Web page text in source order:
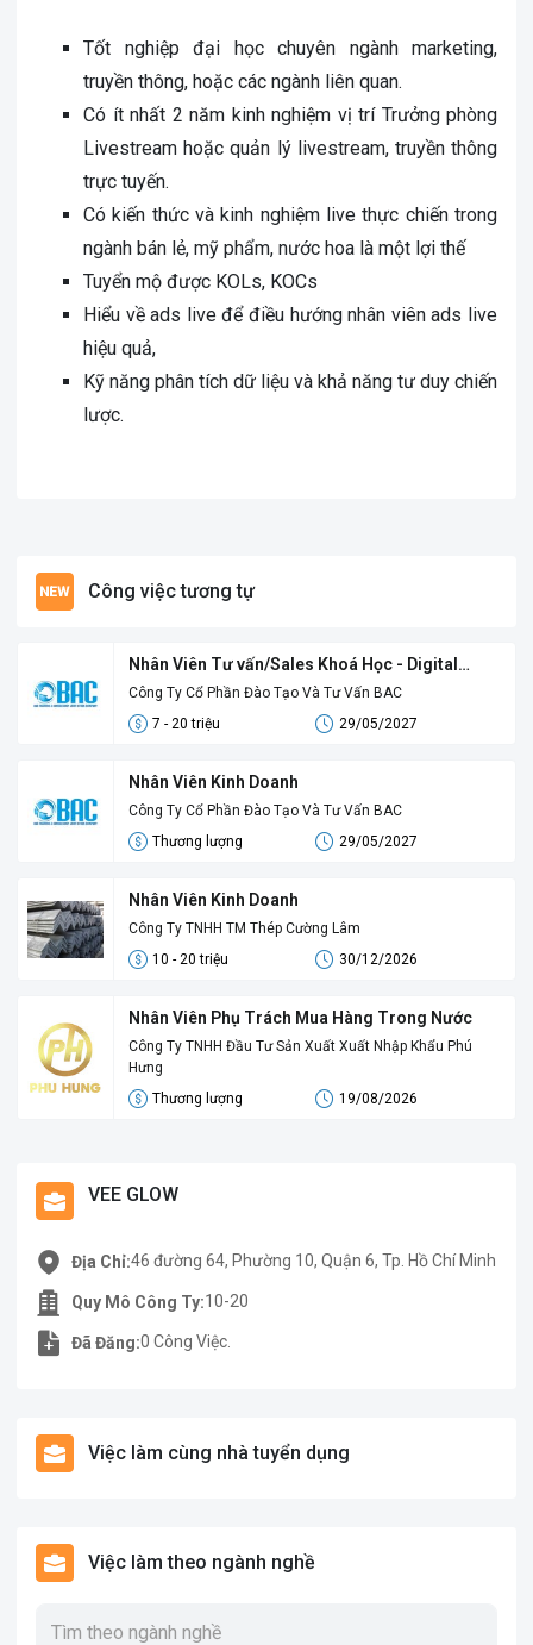
Tốt nghiệp đại học chuyên ngành marketing,
truyền thông, hoặc các ngành liên quan.
Có ít nhất 2 năm kinh nghiệm vị trí Trưởng phòng
Livestream hoặc quản lý livestream, truyền thông
trực tuyến.
Có kiến thức và kinh nghiệm live thực chiến trong
ngành bán lẻ, mỹ phẩm, nước hoa là một lợi thế
Tuyển mộ được KOLs, KOCs
Hiểu về ads live để điều hướng nhân viên ads live
hiệu quả,
Kỹ năng phân tích dữ liệu và khả năng tư duy chiến
lược.
Công việc tương tự
Nhân Viên Tư vấn/Sales Khoá Học - Digital
Sales
Công Ty Cổ Phần Đào Tạo Và Tư Vấn BAC
7 - 20 triệu
29/05/2027
Nhân Viên Kinh Doanh
Công Ty Cổ Phần Đào Tạo Và Tư Vấn BAC
Thương lượng
29/05/2027
Nhân Viên Kinh Doanh
Công Ty TNHH TM Thép Cường Lâm
10 - 20 triệu
30/12/2026
Nhân Viên Phụ Trách Mua Hàng Trong Nước
Công Ty TNHH Đầu Tư Sản Xuất Xuất Nhập Khẩu Phú
Hưng
Thương lượng
19/08/2026
VEE GLOW
Địa Chỉ:46 đường 64, Phường 10, Quận 6, Tp. Hồ Chí Minh
Quy Mô Công Ty:10-20
Đã Đăng:0 Công Việc.
Việc làm cùng nhà tuyển dụng
Việc làm theo ngành nghề